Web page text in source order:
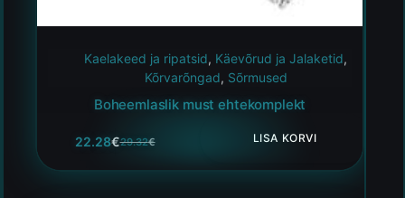
Kaelakeed ja ripatsid, Käevõrud ja Jalaketid,
Kõrvarõngad, Sõrmused
Boheemlaslik must ehtekomplekt
29.32€
22.28€ LISA KORVI